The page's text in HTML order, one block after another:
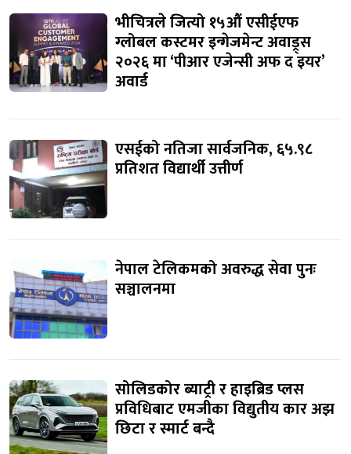
भीचित्रले जित्यो १५औं एसीईएफ
ग्लोबल कस्टमर इन्गेजमेन्ट अवाड्र्स
२०२६ मा ‘पीआर एजेन्सी अफ द इयर’
अवार्ड
एसईको नतिजा सार्वजनिक, ६५.९८
प्रतिशत विद्यार्थी उत्तीर्ण
नेपाल टेलिकमको अवरुद्ध सेवा पुनः
सञ्चालनमा
सोलिडकोर ब्याट्री र हाइब्रिड प्लस
प्रविधिबाट एमजीका विद्युतीय कार अझ
छिटा र स्मार्ट बन्दै